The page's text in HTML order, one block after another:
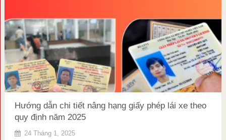
Hướng dẫn chi tiết nâng hạng giấy phép lái xe theo
quy định năm 2025
24 Tháng 1, 2025